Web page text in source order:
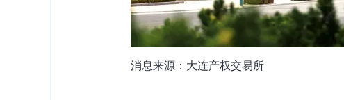
消息来源：大连产权交易所